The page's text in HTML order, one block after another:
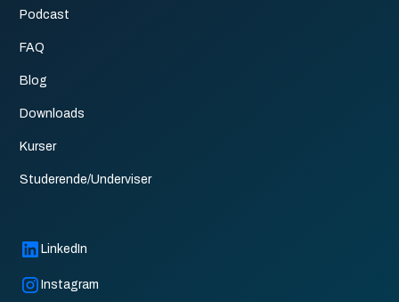
Podcast
FAQ
Blog
Downloads
Kurser
Studerende/Underviser
LinkedIn
Instagram